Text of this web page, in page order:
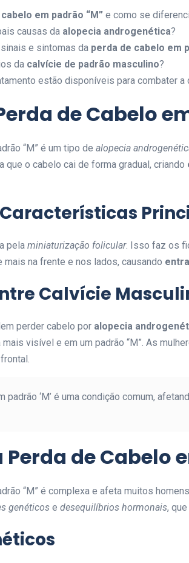
em padrão “M” e como se
causas da alopecia androgenética?
e sintomas da perda de cabelo em
da calvície de padrão masculino?
estão disponíveis para combater a
de Cabelo
“M” é um tipo de alopecia
que o cabelo cai de forma gradual, criando
pela miniaturização folicular. Isso faz os
na frente e nos lados, causando
Calvície
perder cabelo por alopecia
visível e em um padrão “M”. As
padrão ‘M’ é uma condição comum,
de Cabelo
“M” é complexa e afeta muitos
genéticos e desequilíbrios hormonais,